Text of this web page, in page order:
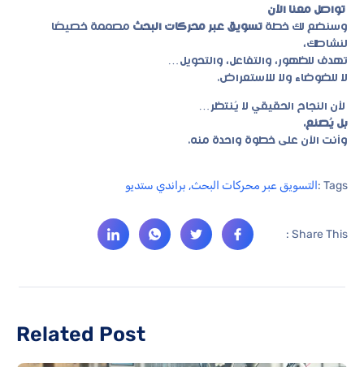
تواصل معنا الآن
وسنضع لك خطة تسويق عبر محركات البحث مصممة خصيصًا
لنشاطك،
تهدف للظهور، والتفاعل، والتحويل…
لا للضوضاء ولا للاستعراض.
لأن النجاح الحقيقي لا يُنتظر…
بل يُصنع.
وأنت الآن على خطوة واحدة منه.
Tags : التسويق عبر محركات البحث, براندي ستديو
Share This :
Related Post